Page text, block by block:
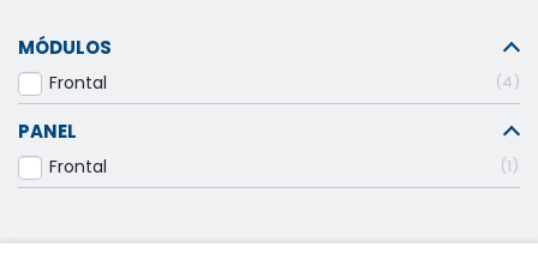
MÓDULOS
Frontal 4
PANEL
Frontal 1